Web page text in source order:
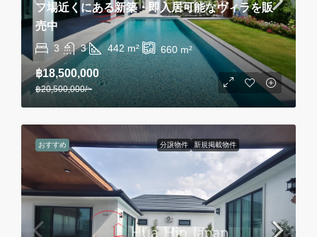
フ場近くにある新築・即入居可能なヴィラを販
売中
3 3 442 m² 660 m²
฿18,500,000
฿20,500,000/~
おすすめ 分譲物件 新規掲載物件